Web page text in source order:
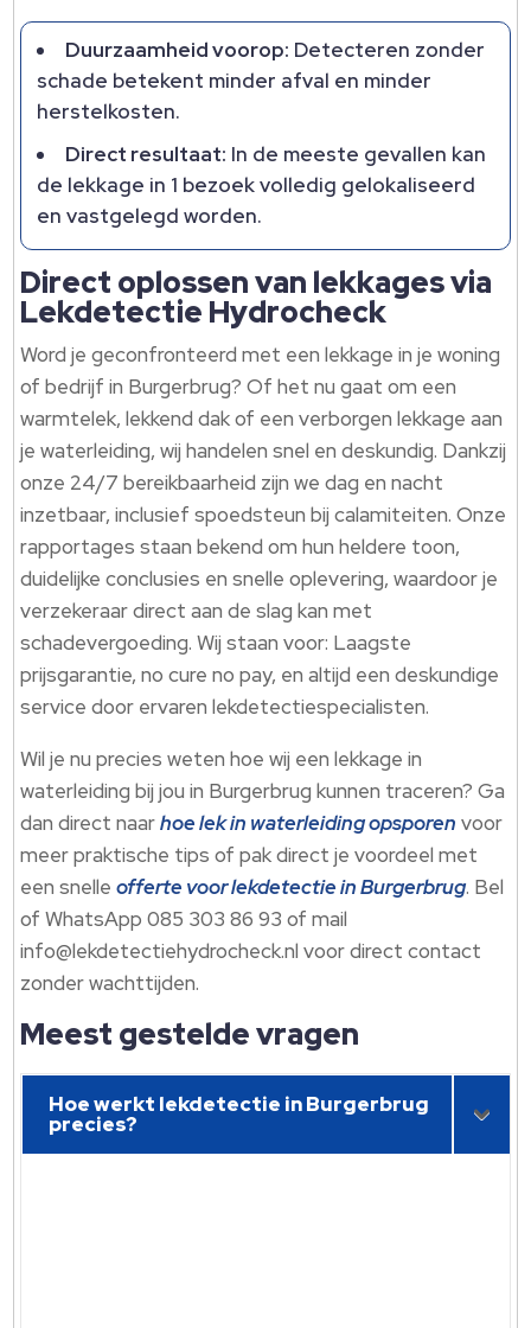
Duurzaamheid voorop: Detecteren zonder
schade betekent minder afval en minder
herstelkosten.​
Direct resultaat: In de meeste gevallen kan
de lekkage in 1 bezoek volledig gelokaliseerd
en vastgelegd worden.​
Direct oplossen van lekkages via
Lekdetectie Hydrocheck
Word je geconfronteerd met een lekkage in je woning
of bedrijf in Burgerbrug? Of het nu gaat om een
warmtelek, lekkend dak of een verborgen lekkage aan
je waterleiding, wij handelen snel en deskundig.​ Dankzij
onze 24/7 bereikbaarheid zijn we dag en nacht
inzetbaar, inclusief spoedsteun bij calamiteiten.​ Onze
rapportages staan bekend om hun heldere toon,
duidelijke conclusies en snelle oplevering, waardoor je
verzekeraar direct aan de slag kan met
schadevergoeding.​ Wij staan voor: Laagste
prijsgarantie, no cure no pay, en altijd een deskundige
service door ervaren lekdetectiespecialisten.​
Wil je nu precies weten hoe wij een lekkage in
waterleiding bij jou in Burgerbrug kunnen traceren? Ga
dan direct naarhoe lek in waterleiding opsporen voor
meer praktische tips of pak direct je voordeel met
een snelleofferte voor lekdetectie in Burgerbrug.​ Bel
of WhatsApp 085 303 86 93 of mail
info@lekdetectiehydrocheck.​nl voor direct contact
zonder wachttijden.​
Meest gestelde vragen
Hoe werkt lekdetectie in Burgerbrug
precies?